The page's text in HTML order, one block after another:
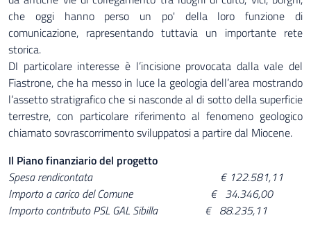
che oggi hanno perso un po' della loro funzione di
comunicazione, rapresentando tuttavia un importante rete
storica.
DI particolare interesse è l’incisione provocata dalla vale del
Fiastrone, che ha messo in luce la geologia dell’area mostrando
l’assetto stratigrafico che si nasconde al di sotto della superficie
terrestre, con particolare riferimento al fenomeno geologico
chiamato sovrascorrimento sviluppatosi a partire dal Miocene.
Il Piano finanziario del progetto
Spesa rendicontata € 122.581,11
Importo a carico del Comune € 34.346,00
Importo contributo PSL GAL Sibilla € 88.235,11